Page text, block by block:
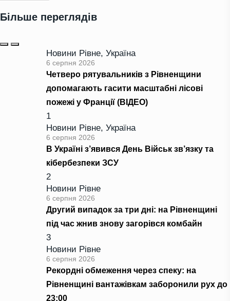
Більше переглядів
Новини Рівне, Україна
6 серпня 2026
Четверо рятувальників з Рівненщини
допомагають гасити масштабні лісові
пожежі у Франції (ВІДЕО)
1
Новини Рівне, Україна
6 серпня 2026
В Україні з’явився День Військ зв’язку та
кібербезпеки ЗСУ
2
Новини Рівне
6 серпня 2026
Другий випадок за три дні: на Рівненщині
під час жнив знову загорівся комбайн
3
Новини Рівне
6 серпня 2026
Рекордні обмеження через спеку: на
Рівненщині вантажівкам заборонили рух до
23:00